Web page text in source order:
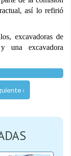
así lo refirió
excavadoras de
y una excavadora
›